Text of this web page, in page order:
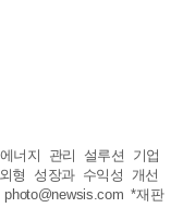
너지 관리 설루션 기업
형 성장과 수익성 개선
photo@newsis.com *재판